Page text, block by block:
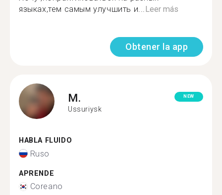
языках,тем самым улучшить и...Leer más
Obtener la app
M.
Ussuriysk
NEW
HABLA FLUIDO
Ruso
APRENDE
Coreano